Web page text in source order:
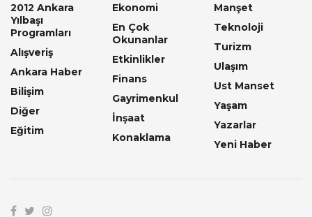
2012 Ankara
Yılbaşı
Programları
Alışveriş
Ankara Haber
Bilişim
Diğer
Eğitim
Ekonomi
En Çok
Okunanlar
Etkinlikler
Finans
Gayrimenkul
İnşaat
Konaklama
Manşet
Teknoloji
Turizm
Ulaşım
Ust Manset
Yaşam
Yazarlar
Yeni Haber